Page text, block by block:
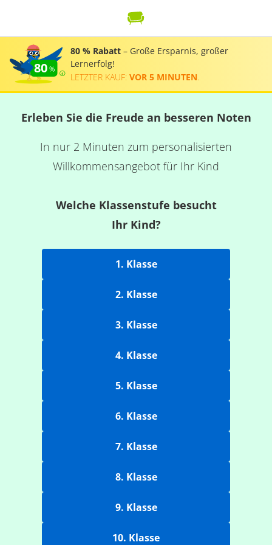
80
80 % Rabatt – Große Ersparnis, großer
Lernerfolg!
LETZTER KAUF: VOR 5 MINUTEN
Erleben Sie die Freude an besseren Noten
In nur 2 Minuten zum personalisierten
Willkommensangebot für Ihr Kind
Welche Klassenstufe besucht
Ihr Kind?
1. Klasse
2. Klasse
3. Klasse
4. Klasse
5. Klasse
6. Klasse
7. Klasse
8. Klasse
9. Klasse
10. Klasse